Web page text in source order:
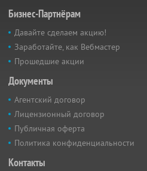
Бизнес-Партнёрам
Давайте сделаем акцию!
Заработайте, как Вебмастер
Прошедшие акции
Документы
Агентский договор
Лицензионный договор
Публичная оферта
Политика конфиденциальности
Контакты